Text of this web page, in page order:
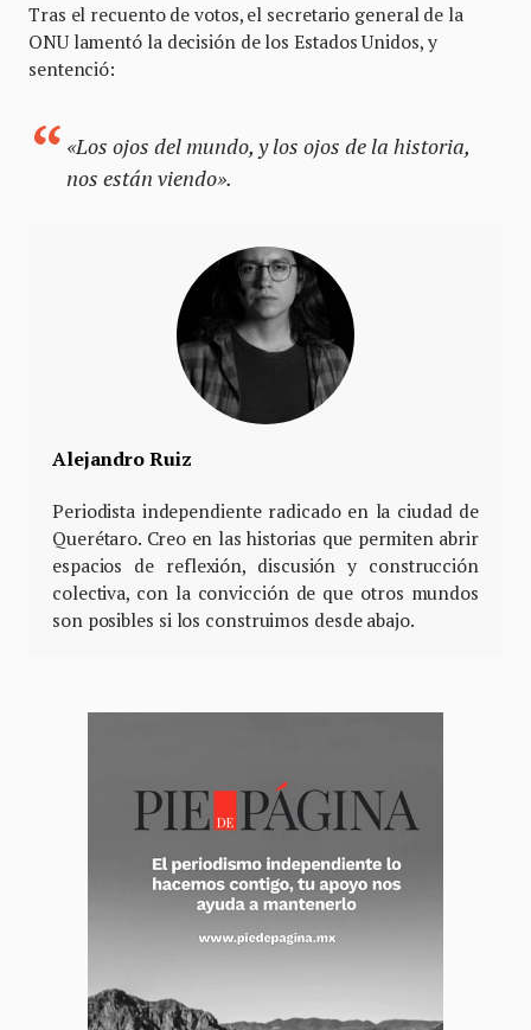
Tras el recuento de votos, el secretario general de la
ONU lamentó la decisión de los Estados Unidos, y
sentenció:
«Los ojos del mundo, y los ojos de la historia,
nos están viendo».
Alejandro Ruiz
Periodista independiente radicado en la ciudad de
Querétaro. Creo en las historias que permiten abrir
espacios de reflexión, discusión y construcción
colectiva, con la convicción de que otros mundos
son posibles si los construimos desde abajo.